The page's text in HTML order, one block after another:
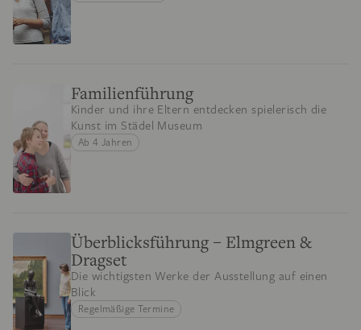
Familienführung
Kinder und ihre Eltern entdecken spielerisch die
Kunst im Städel Museum
Ab 4 Jahren
Überblicksführung – Elmgreen &
Dragset
Die wichtigsten Werke der Ausstellung auf einen
Blick
Regelmäßige Termine